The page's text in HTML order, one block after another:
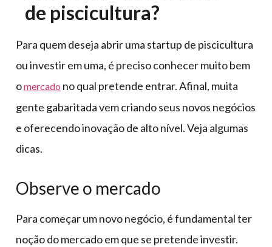
de piscicultura?
Para quem deseja abrir uma startup de piscicultura
ou investir em uma, é preciso conhecer muito bem
omercado no qual pretende entrar. Afinal, muita
gente gabaritada vem criando seus novos negócios
e oferecendo inovação de alto nível. Veja algumas
dicas.
Observe o mercado
Para começar um novo negócio, é fundamental ter
noção do mercado em que se pretende investir.